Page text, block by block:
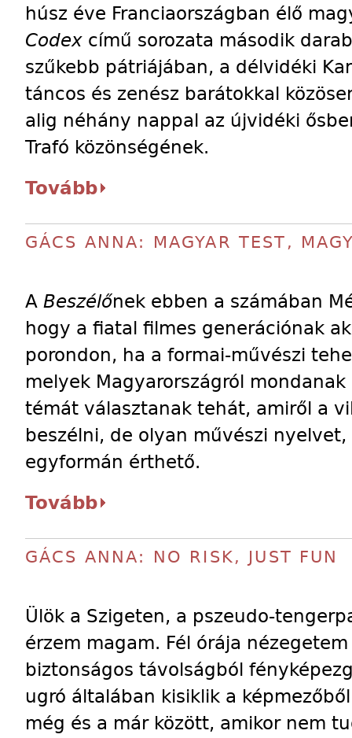
húsz éve Franciaországban élő
Codex című sorozata második
szűkebb pátriájában, a délvidéki
táncos és zenész barátokkal
alig néhány nappal az újvidéki
Trafó közönségének.
Tovább
GÁCS ANNA: MAGYAR TEST,
A Beszélőnek ebben a számában
hogy a fiatal filmes generációnak
porondon, ha a formai-művészi
melyek Magyarországról
témát választanak tehát, amiről a
beszélni, de olyan művészi
egyformán érthető.
Tovább
GÁCS ANNA: NO RISK, JUST FUN
Ülök a Szigeten, a pszeudo-
érzem magam. Fél órája
biztonságos távolságból
ugró általában kisiklik a
még és a már között, amikor nem